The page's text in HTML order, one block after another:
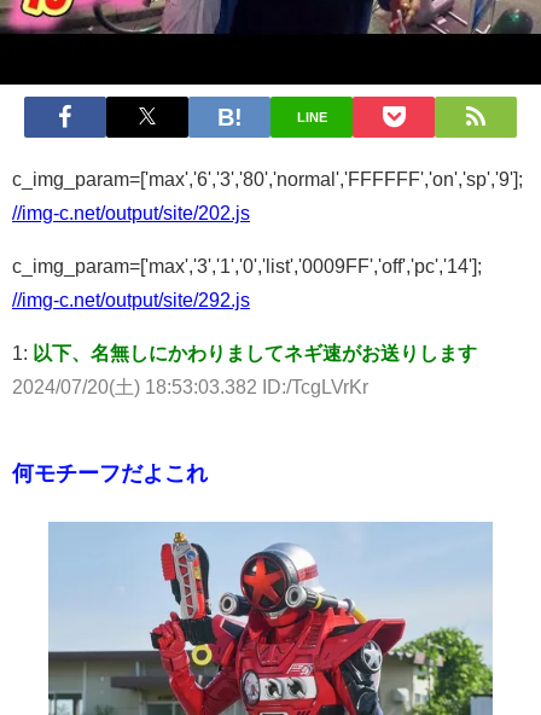
LINE
c_img_param=['max','6','3','80','normal','FFFFFF','on','sp','9'];
//img-c.net/output/site/202.js
c_img_param=['max','3','1','0','list','0009FF','off','pc','14'];
//img-c.net/output/site/292.js
1: 以下、名無しにかわりましてネギ速がお送りします
2024/07/20(土) 18:53:03.382 ID:/TcgLVrKr
何モチーフだよこれ